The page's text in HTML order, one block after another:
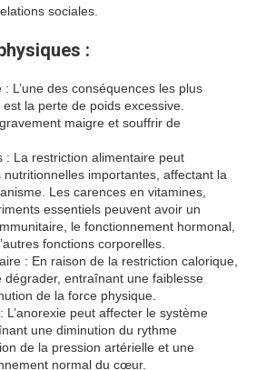
sociales.
:
L’une des conséquences les plus
la perte de poids excessive.
maigre et souffrir de
: La restriction alimentaire peut
importantes, affectant la
Les carences en vitamines,
essentiels peuvent avoir un
le fonctionnement hormonal,
fonctions corporelles.
: En raison de la restriction calorique,
dégrader, entraînant une faiblesse
de la force physique.
L’anorexie peut affecter le système
une diminution du rythme
de la pression artérielle et une
normal du cœur.